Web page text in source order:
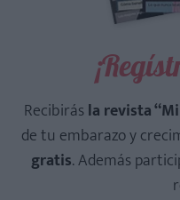
Recibirásla revista
de tu embarazo y
gratis. Además